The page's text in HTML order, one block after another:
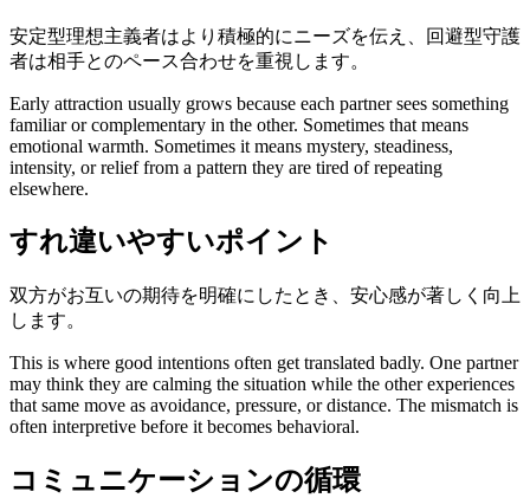
安定型理想主義者はより積極的にニーズを伝え、回避型守護
者は相手とのペース合わせを重視します。
Early attraction usually grows because each partner sees something
familiar or complementary in the other. Sometimes that means
emotional warmth. Sometimes it means mystery, steadiness,
intensity, or relief from a pattern they are tired of repeating
elsewhere.
すれ違いやすいポイント
双方がお互いの期待を明確にしたとき、安心感が著しく向上
します。
This is where good intentions often get translated badly. One partner
may think they are calming the situation while the other experiences
that same move as avoidance, pressure, or distance. The mismatch is
often interpretive before it becomes behavioral.
コミュニケーションの循環